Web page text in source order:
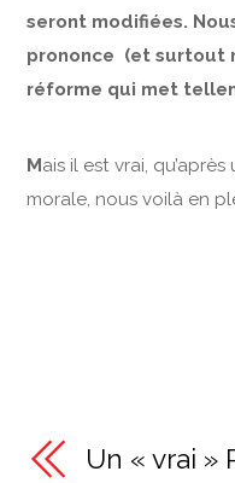
seront modifiées.
prononce (et surtout
réforme qui met
Mais il est vrai,
morale, nous voilà en
Un « vrai »